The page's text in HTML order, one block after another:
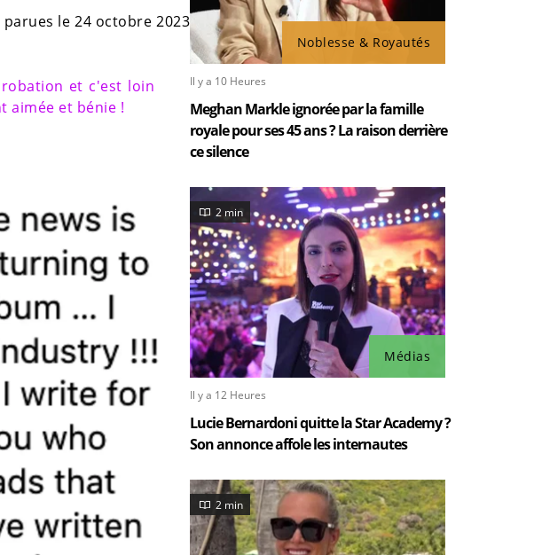
le 24 octobre 2023
et c'est loin
aimée et bénie !
Noblesse & Royautés
Il y a 10 Heures
Meghan Markle ignorée par la famille
royale pour ses 45 ans ? La raison derrière
ce silence
Médias
2 min
Il y a 12 Heures
Lucie Bernardoni quitte la Star Academy ?
Son annonce affole les internautes
2 min